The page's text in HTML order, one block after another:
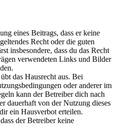
eines Beitrags, dass er keine
Recht oder die guten
insbesondere, dass du das Recht
verwendeten Links und Bilder
das Hausrecht aus. Bei
oder anderer im
kann der Betreiber dich nach
dauerhaft von der Nutzung dieses
ein Hausverbot erteilen.
der Betreiber keine